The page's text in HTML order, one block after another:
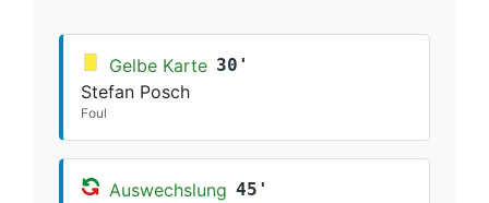
Gelbe Karte 30'
Stefan Posch
Foul
Auswechslung 45'